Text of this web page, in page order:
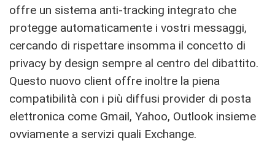
offre un sistema anti-tracking integrato che
protegge automaticamente i vostri messaggi,
cercando di rispettare insomma il concetto di
privacy by design sempre al centro del dibattito.
Questo nuovo client offre inoltre la piena
compatibilità con i più diffusi provider di posta
elettronica come Gmail, Yahoo, Outlook insieme
ovviamente a servizi quali Exchange.